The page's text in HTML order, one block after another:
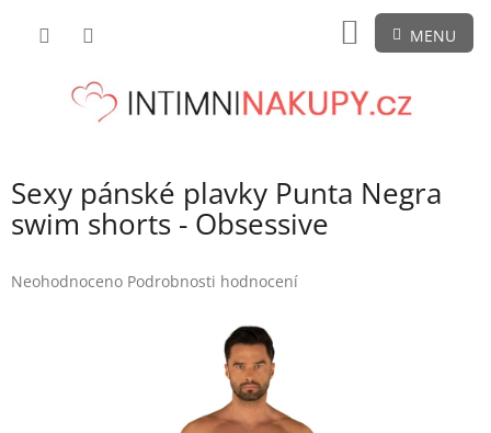
NÁKUPNÍ
KOŠÍK
Sexy pánské plavky Punta Negra
swim shorts - Obsessive
Průměrné
Neohodnoceno Podrobnosti hodnocení